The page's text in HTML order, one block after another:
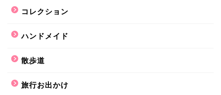
コレクション
ハンドメイド
散歩道
旅行お出かけ